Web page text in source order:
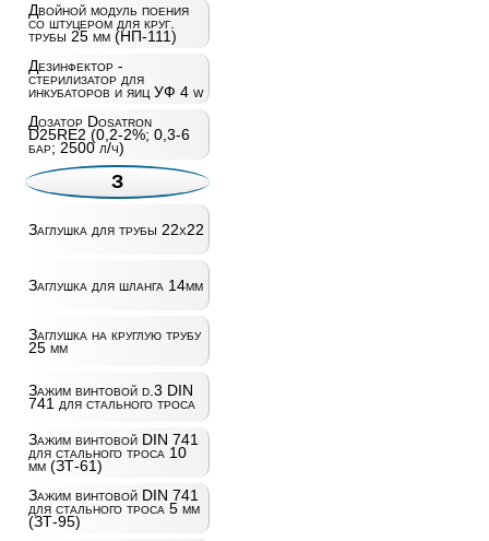
Двойной модуль поения
со штуцером для круг.
трубы 25 мм (НП-111)
Дезинфектор -
стерилизатор для
инкубаторов и яиц УФ 4 w
Дозатор Dosatron
D25RE2 (0,2-2%; 0,3-6
бар; 2500 л/ч)
З
Заглушка для трубы 22х22
Заглушка для шланга 14мм
Заглушка на круглую трубу
25 мм
Зажим винтовой d.3 DIN
741 для стального троса
Зажим винтовой DIN 741
для стального троса 10
мм (ЗТ-61)
Зажим винтовой DIN 741
для стального троса 5 мм
(ЗТ-95)